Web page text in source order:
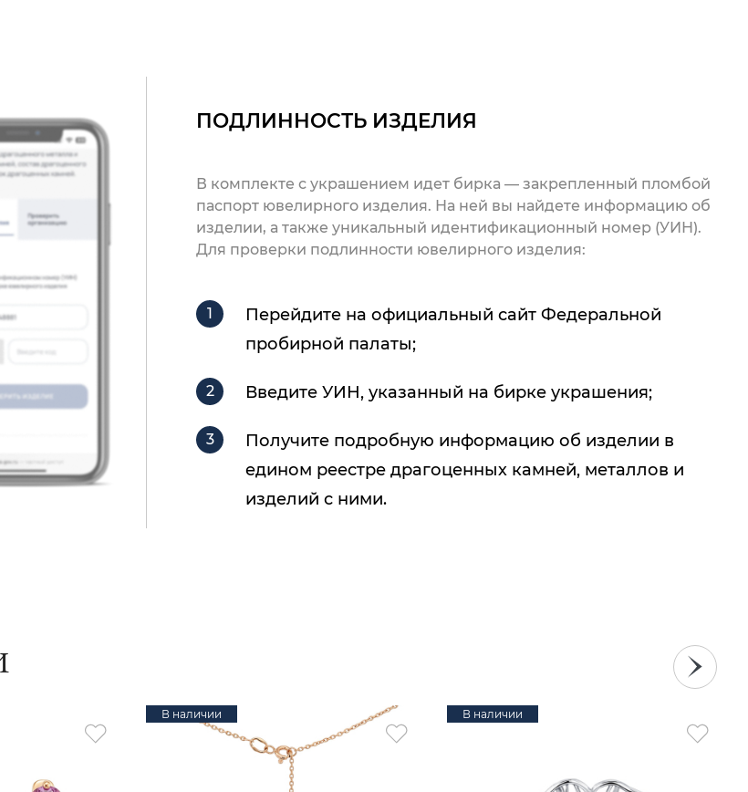
ПОДЛИННОСТЬ ИЗДЕЛИЯ
В комплекте с украшением идет бирка — закрепленный пломбой
паспорт ювелирного изделия. На ней вы найдете информацию об
изделии, а также уникальный идентификационный номер (УИН).
Для проверки подлинности ювелирного изделия:
Перейдите на официальный сайт Федеральной
пробирной палаты;
Введите УИН, указанный на бирке украшения;
Получите подробную информацию об изделии в
едином реестре драгоценных камней, металлов и
изделий с ними.
В наличии В наличии